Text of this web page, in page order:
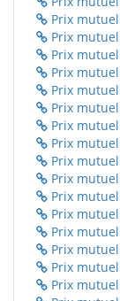
Prix
Prix
Prix
Prix
Prix
Prix
Prix
Prix
Prix
Prix
Prix
Prix
Prix
Prix
Prix
Prix